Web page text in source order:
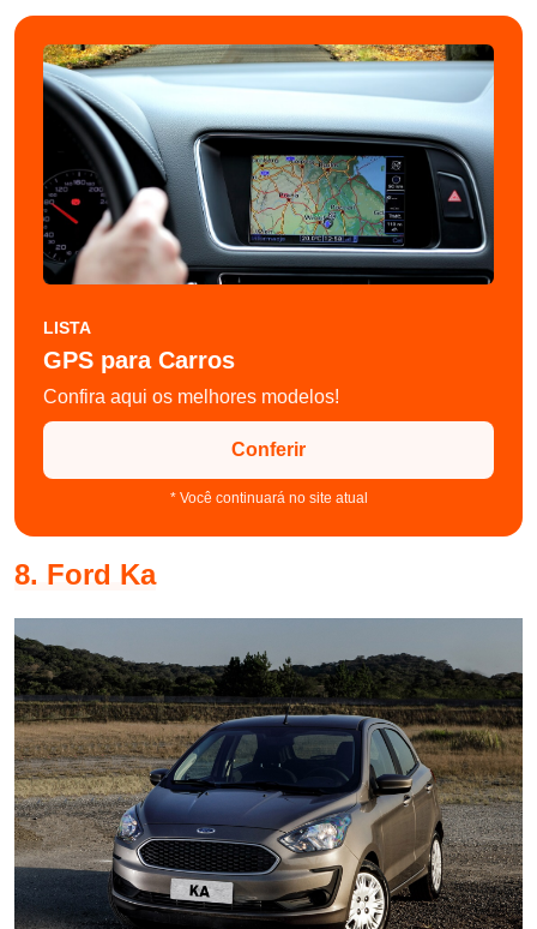
LISTA
GPS para Carros
Confira aqui os melhores modelos!
Conferir
* Você continuará no site atual
8. Ford Ka